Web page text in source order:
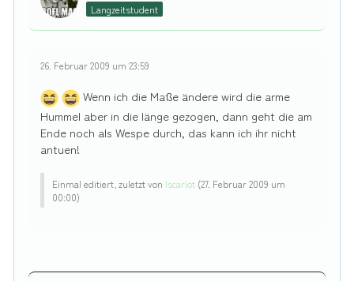
Langzeitstudent
26. Februar 2009 um 23:59
Wenn ich die Maße ändere wird die arme
Hummel aber in die länge gezogen, dann geht die am
Ende noch als Wespe durch, das kann ich ihr nicht
antuen!
Einmal editiert, zuletzt von Iscariot(27. Februar 2009 um
00:00)